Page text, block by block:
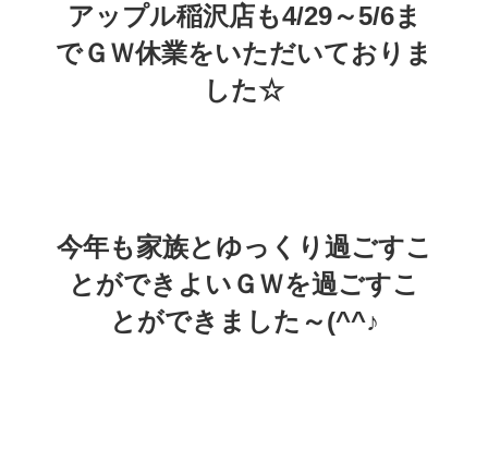
アップル稲沢店も4/29～5/6ま
でＧＷ休業をいただいておりま
した☆
今年も家族とゆっくり過ごすこ
とができよいＧＷを過ごすこ
とができました～(^^♪